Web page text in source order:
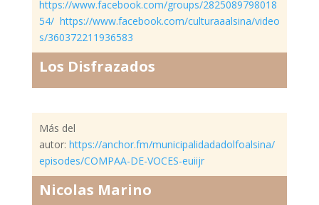
https://www.facebook.com/groups/2825089798018
54/ https://www.facebook.com/culturaaalsina/video
s/360372211936583
Los Disfrazados
Más del
autor: https://anchor.fm/municipalidadadolfoalsina/
episodes/COMPAA-DE-VOCES-euiijr
Nicolas Marino